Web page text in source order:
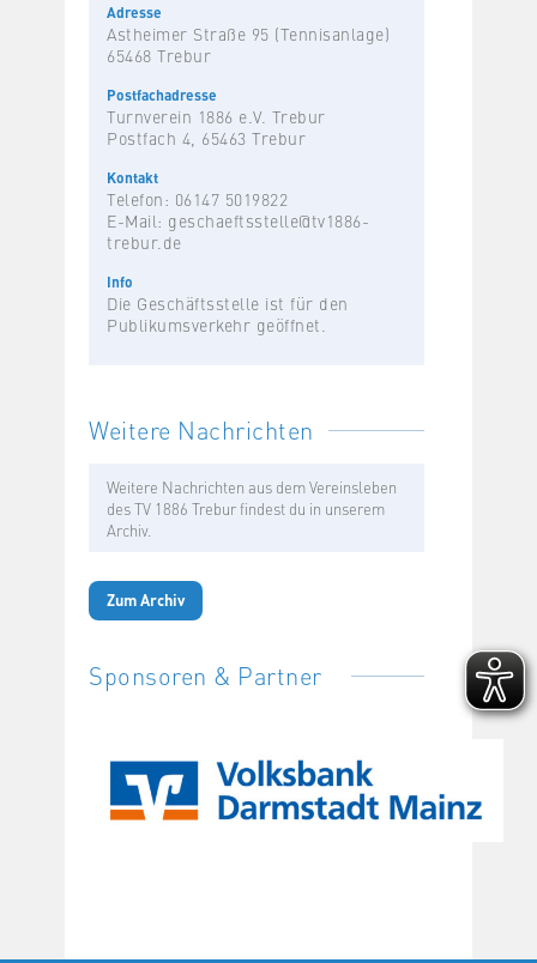
Adresse
Astheimer Straße 95 (Tennisanlage)
65468 Trebur
Postfachadresse
Turnverein 1886 e.V. Trebur
Postfach 4, 65463 Trebur
Kontakt
Telefon: 06147 5019822
E-Mail: geschaeftsstelle@tv1886-
trebur.de
Info
Die Geschäftsstelle ist für den
Publikumsverkehr geöffnet.
Weitere Nachrichten
Weitere Nachrichten aus dem Vereinsleben
des TV 1886 Trebur findest du in unserem
Archiv.
Zum Archiv
Sponsoren & Partner